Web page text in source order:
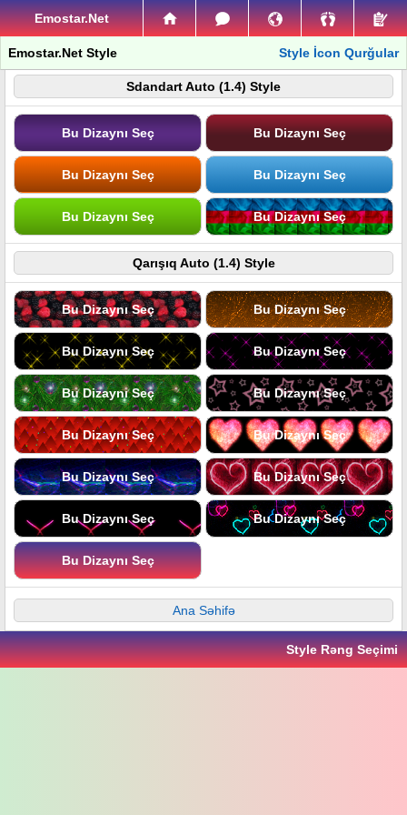
Emostar.Net
Emostar.Net Style Style İcon Qurğular
Sdandart Auto (1.4) Style
Bu Dizaynı Seç Bu Dizaynı Seç
Bu Dizaynı Seç Bu Dizaynı Seç
Bu Dizaynı Seç Bu Dizaynı Seç
Qarışıq Auto (1.4) Style
Bu Dizaynı Seç Bu Dizaynı Seç
Bu Dizaynı Seç Bu Dizaynı Seç
Bu Dizaynı Seç Bu Dizaynı Seç
Bu Dizaynı Seç Bu Dizaynı Seç
Bu Dizaynı Seç Bu Dizaynı Seç
Bu Dizaynı Seç Bu Dizaynı Seç
Bu Dizaynı Seç
Ana Səhifə
Style Rəng Seçimi